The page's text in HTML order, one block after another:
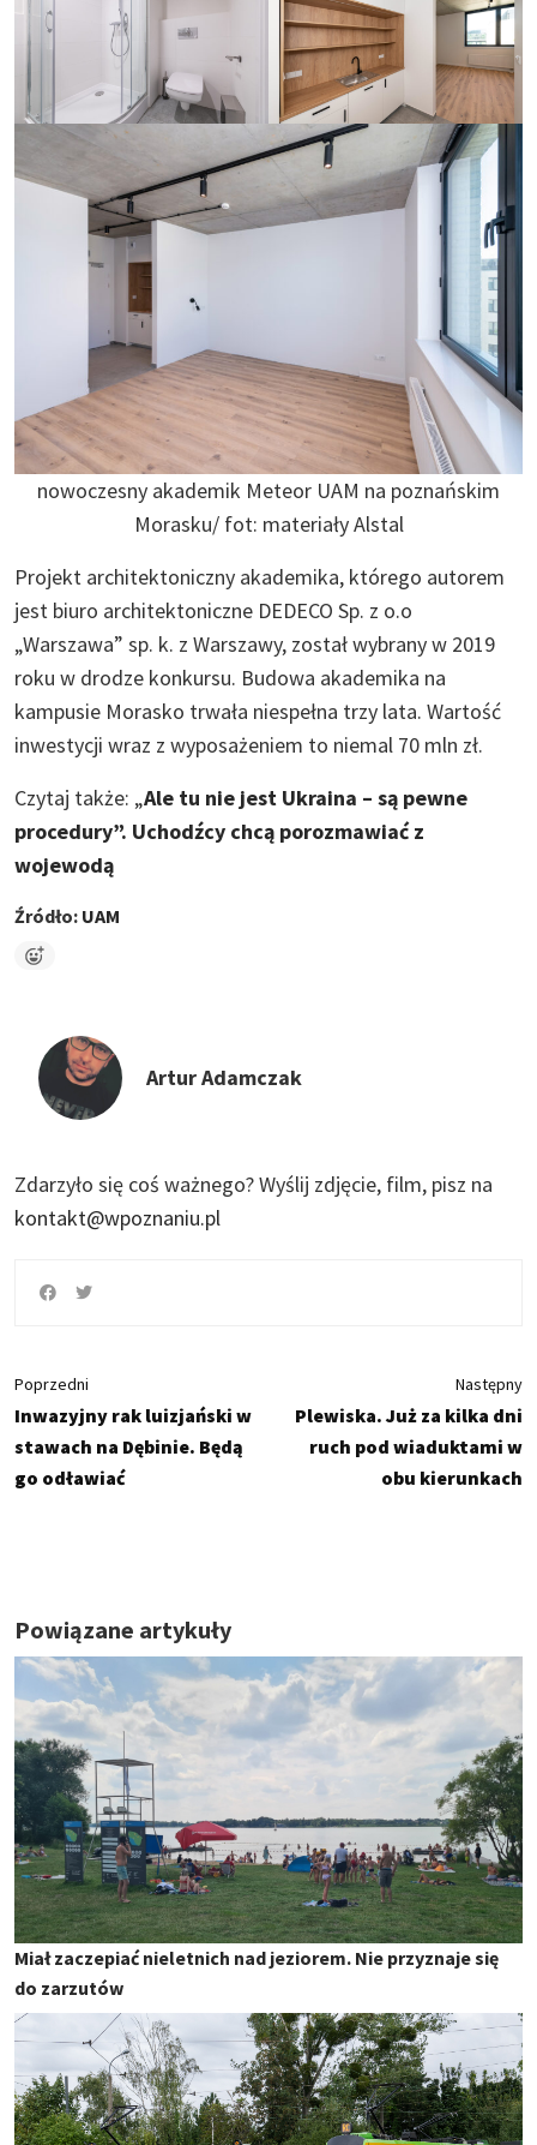
nowoczesny akademik Meteor UAM na poznańskim
Morasku/ fot: materiały Alstal
Projekt architektoniczny akademika, którego autorem
jest biuro architektoniczne DEDECO Sp. z o.o
„Warszawa” sp. k. z Warszawy, został wybrany w 2019
roku w drodze konkursu. Budowa akademika na
kampusie Morasko trwała niespełna trzy lata. Wartość
inwestycji wraz z wyposażeniem to niemal 70 mln zł.
Czytaj także: „Ale tu nie jest Ukraina – są pewne
procedury”. Uchodźcy chcą porozmawiać z
wojewodą
Źródło: UAM
Artur Adamczak
Zdarzyło się coś ważnego?Wyślij zdjęcie, film, pisz na
kontakt@wpoznaniu.pl
Poprzedni
Inwazyjny rak luizjański w
stawach na Dębinie. Będą
go odławiać
Następny
Plewiska. Już za kilka dni
ruch pod wiaduktami w
obu kierunkach
Powiązane artykuły
Miał zaczepiać nieletnich nad jeziorem. Nie przyznaje się
do zarzutów